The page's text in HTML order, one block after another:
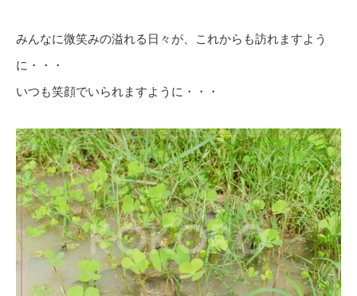
みんなに微笑みの溢れる日々が、これからも訪れますよう
に・・・
いつも笑顔でいられますように・・・